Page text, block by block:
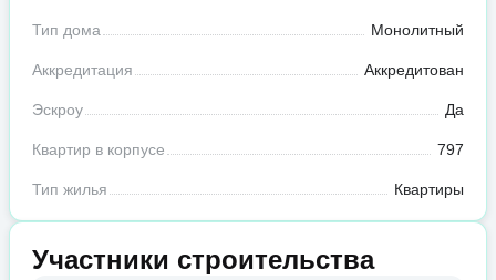
Тип дома Монолитный
Аккредитация Аккредитован
Эскроу Да
Квартир в корпусе 797
Тип жилья Квартиры
Участники строительства